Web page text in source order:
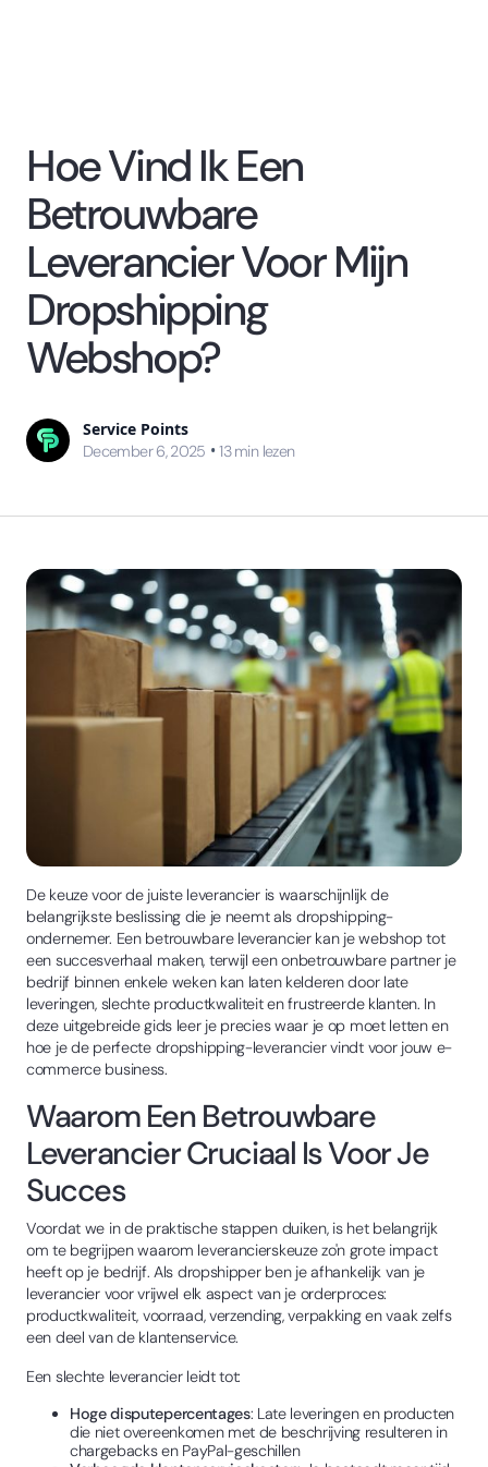
Hoe Vind Ik Een
Betrouwbare
Leverancier Voor Mijn
Dropshipping
Webshop?
Service Points
December 6, 2025 • 13 min lezen
De keuze voor de juiste leverancier is waarschijnlijk de
belangrijkste beslissing die je neemt als dropshipping-
ondernemer. Een betrouwbare leverancier kan je webshop tot
een succesverhaal maken, terwijl een onbetrouwbare partner je
bedrijf binnen enkele weken kan laten kelderen door late
leveringen, slechte productkwaliteit en frustreerde klanten. In
deze uitgebreide gids leer je precies waar je op moet letten en
hoe je de perfecte dropshipping-leverancier vindt voor jouw e-
commerce business.
Waarom Een Betrouwbare
Leverancier Cruciaal Is Voor Je
Succes
Voordat we in de praktische stappen duiken, is het belangrijk
om te begrijpen waarom leverancierskeuze zo'n grote impact
heeft op je bedrijf. Als dropshipper ben je afhankelijk van je
leverancier voor vrijwel elk aspect van je orderproces:
productkwaliteit, voorraad, verzending, verpakking en vaak zelfs
een deel van de klantenservice.
Een slechte leverancier leidt tot:
Hoge disputepercentages: Late leveringen en producten
die niet overeenkomen met de beschrijving resulteren in
chargebacks en PayPal-geschillen